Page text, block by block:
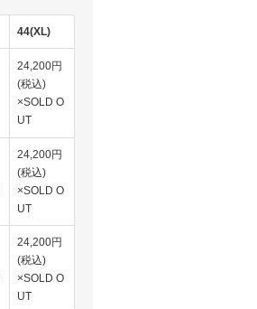
44(XL)
24,200円
(税込)
×SOLD O
UT
24,200円
(税込)
×SOLD O
UT
24,200円
(税込)
×SOLD O
UT